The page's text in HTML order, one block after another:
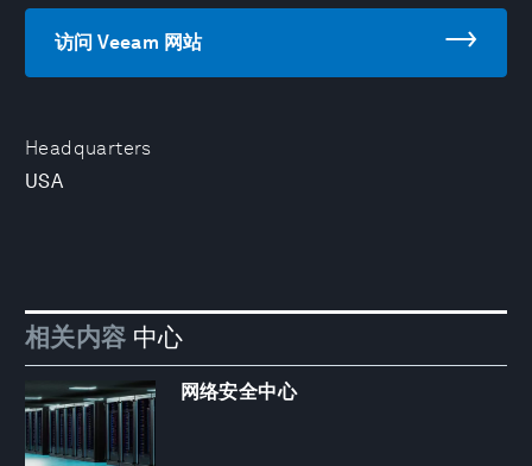
Headquarters
USA
访问 Veeam 网站
相关内容 中心
网络安全中心